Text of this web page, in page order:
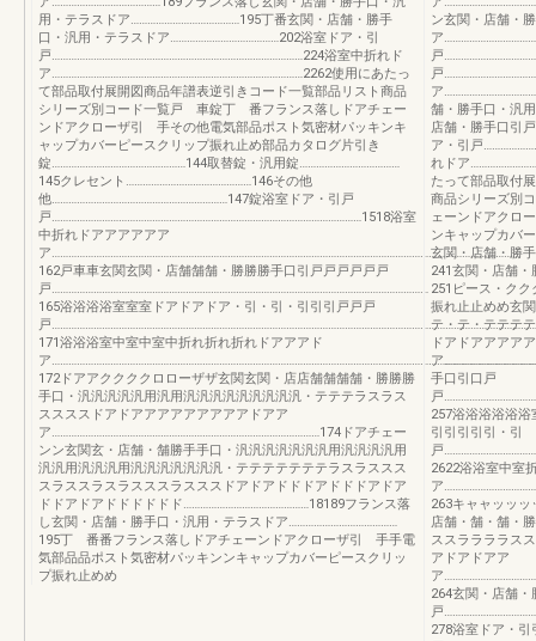
用・テラスドア…………………………………195丁番玄関・店舗・勝手
口・汎用・テラスドア…………………………………202浴室ドア・引
戸………………………………………………………………………………224浴室中折れド
ア………………………………………………………………………………2262使用にあたっ
て部品取付展開図商品年譜表逆引きコード一覧部品リスト商品
シリーズ別コード一覧戸 車錠丁 番フランス落しドアチェー
ンドアクローザ引 手その他電気部品ポスト気密材パッキンキ
ャップカバーピースクリップ振れ止め部品カタログ片引き
錠…………………………………………144取替錠・汎用錠………………………………
145クレセント………………………………………146その他
他………………………………………………………147錠浴室ドア・引戸
戸…………………………………………………………………………………………………1518浴室
中折れドアアアアアア
ア……………………………………………………………………………………………………………………………………………………
162戸車車玄関玄関・店舗舗舗・勝勝勝手口引戸戸戸戸戸戸
戸………………………………………………………………………………………………………………………
165浴浴浴浴室室室ドアドアドア・引・引・引引引戸戸戸
戸…………………………………………………………………………………………………………………………………………………………
171浴浴浴室中室中室中折れ折れ折れドアアアド
ア
172ドアアククククロローザザ玄関玄関・店店舗舗舗舗・勝勝勝
手口・汎汎汎汎汎用汎用汎汎汎汎汎汎汎汎汎・テテテラスラス
ススススドアドアアアアアアアアアドアア
ア……………………………………………………………………………………174ドアチェー
ンン玄関玄・店舗・舗勝手手口・汎汎汎汎汎汎汎用汎汎汎汎用
汎汎用汎汎汎用汎汎汎汎汎汎汎・テテテテテテテラスラススス
スラススラスラスススラスススドアドアドドドアドドドアドア
ドドアドアドドドドドド………………………………………18189フランス落
し玄関・店舗・勝手口・汎用・テラスドア…………………………………
195丁 番番フランス落しドアチェーンドアクローザ引 手手電
気部品品ポスト気密材パッキンンキャップカバーピースクリッ
プ振れ止めめ
ン玄関・店舗・
ア
戸
戸
ア
舗・勝手口・汎
店舗・勝手口引
ア・引戸
れドア
たって部品取付
商品シリーズ別
ェーンドアクロ
ンキャップカバ
玄関・店舗・勝
241玄関・店舗
251ピース・ク
振れ止止めめ玄
テ・テ・テテテ
ドアドアアアア
ア
手口引口戸
戸
257浴浴浴浴浴
引引引引引・引
戸
2622浴浴室中室
ア
263キャャッッ
店舗・舗・舗・
ススララララス
アドアドアア
ア
264玄関・店舗
戸
278浴室ドア・引